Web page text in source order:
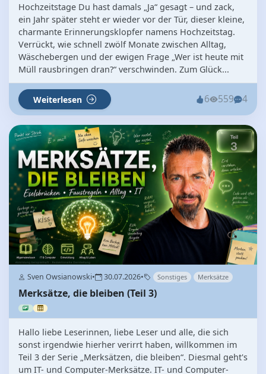
Hochzeitstage Du hast damals „Ja“ gesagt – und zack,
ein Jahr später steht er wieder vor der Tür, dieser kleine,
charmante Erinnerungsklopfer namens Hochzeitstag.
Verrückt, wie schnell zwölf Monate zwischen Alltag,
Wäschebergen und der ewigen Frage „Wer ist heute mit
Müll rausbringen dran?“ verschwinden. Zum Glück...
Weiterlesen 6 559 4
Sven Owsianowski• 30.07.2026• Sonstiges Merksätze
Merksätze, die bleiben (Teil 3)
Hallo liebe Leserinnen, liebe Leser und alle, die sich
sonst irgendwie hierher verirrt haben, willkommen im
Teil 3 der Serie „Merksätzen, die bleiben“. Diesmal geht's
um IT- und Computer-Merksätze. IT- und Computer-